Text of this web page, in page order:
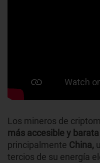
Los mineros de
más accesible y barata
principalmente China,
tercios de su energía